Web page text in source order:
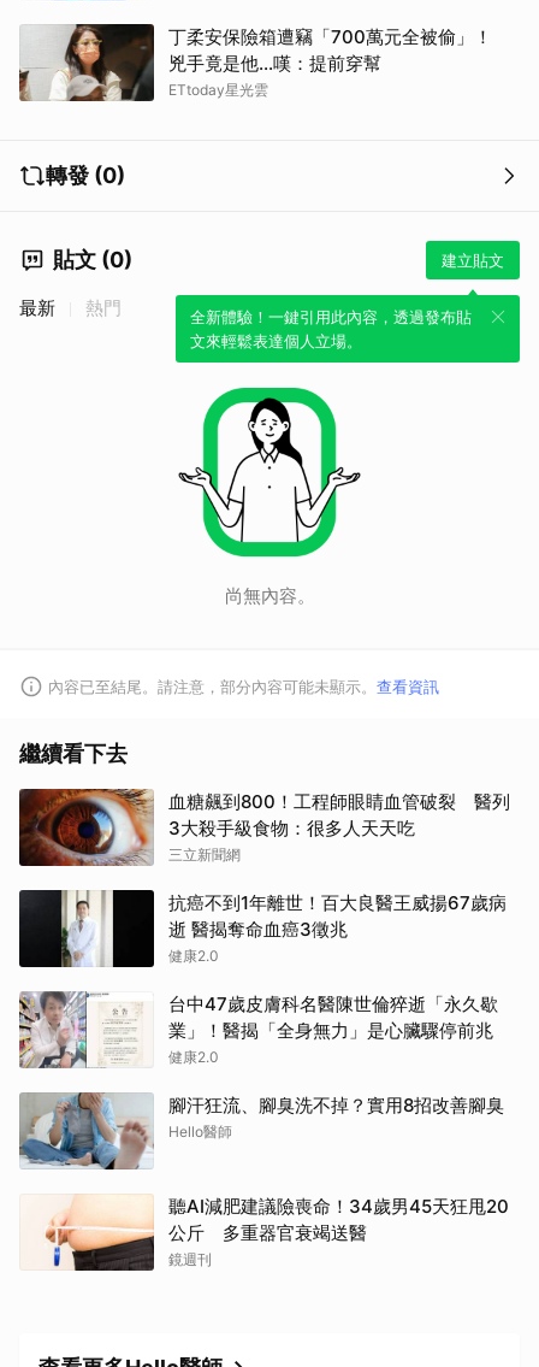
丁柔安保險箱遭竊「700萬元全被偷」！
兇手竟是他...嘆：提前穿幫
ETtoday星光雲
轉發 (0)
貼文 (0) 建立貼文
全新體驗！一鍵引用此內容，透過發布貼
文來輕鬆表達個人立場。
最新 熱門
尚無內容。
內容已至結尾。請注意，部分內容可能未顯示。 查看資訊
繼續看下去
血糖飆到800！工程師眼睛血管破裂 醫列
3大殺手級食物：很多人天天吃
三立新聞網
抗癌不到1年離世！百大良醫王威揚67歲病
逝 醫揭奪命血癌3徵兆
健康2.0
台中47歲皮膚科名醫陳世倫猝逝「永久歇
業」！醫揭「全身無力」是心臟驟停前兆
健康2.0
腳汗狂流、腳臭洗不掉？實用8招改善腳臭
Hello醫師
聽AI減肥建議險喪命！34歲男45天狂甩20
公斤 多重器官衰竭送醫
鏡週刊